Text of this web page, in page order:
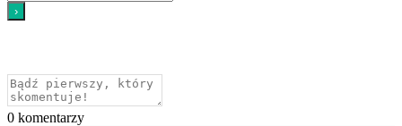
0 komentarzy